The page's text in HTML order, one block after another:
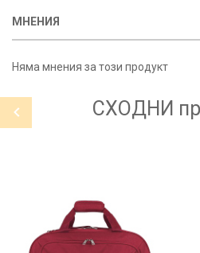
МНЕНИЯ
Няма мнения за този продукт
СХОДНИ